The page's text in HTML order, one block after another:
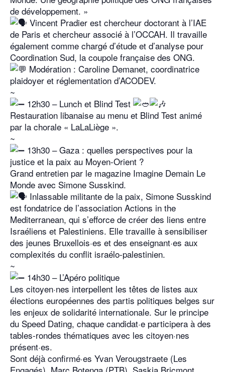
de développement. »
Vincent Pradier est chercheur doctorant à l’IAE
de Paris et chercheur associé à l’OCCAH. Il travaille
également comme chargé d’étude et d’analyse pour
Coordination Sud, la coupole française des ONG.
Modération : Caroline Demanet, coordinatrice
plaidoyer et réglementation d’ACODEV.
~
12h30 – Lunch et Blind Test
Restauration libanaise au menu et Blind Test animé
par la chorale « LaLaLiège ».
~
13h30 – Gaza : quelles perspectives pour la
justice et la paix au Moyen-Orient ?
Grand entretien par le magazine Imagine Demain Le
Monde avec Simone Susskind.
Inlassable militante de la paix, Simone Susskind
est fondatrice de l’association Actions in the
Mediterranean, qui s’efforce de créer des liens entre
Israéliens et Palestiniens. Elle travaille à sensibiliser
des jeunes Bruxellois·es et des enseignant·es aux
complexités du conflit israélo-palestinien.
~
14h30 – L’Apéro politique
Les citoyen·nes interpellent les têtes de listes aux
élections européennes des partis politiques belges sur
les enjeux de solidarité internationale. Sur le principe
du Speed Dating, chaque candidat·e participera à des
tables-rondes thématiques avec les citoyen·nes
présent·es.
Sont déjà confirmé·es Yvan Verougstraete (Les